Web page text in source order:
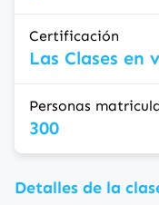
Certificación
Las Clases
Personas
300
Detalles de la